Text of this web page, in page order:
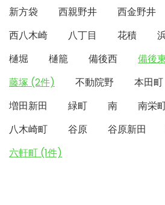
新方袋
西親野井 西金野井
西八木崎
八丁目 花積
樋堀
樋籠 備後西
備後
藤塚 (2件)
不動院野 本田町
増田新田
緑町 南 南栄
八木崎町
谷原 谷原新田
六軒町 (1件)